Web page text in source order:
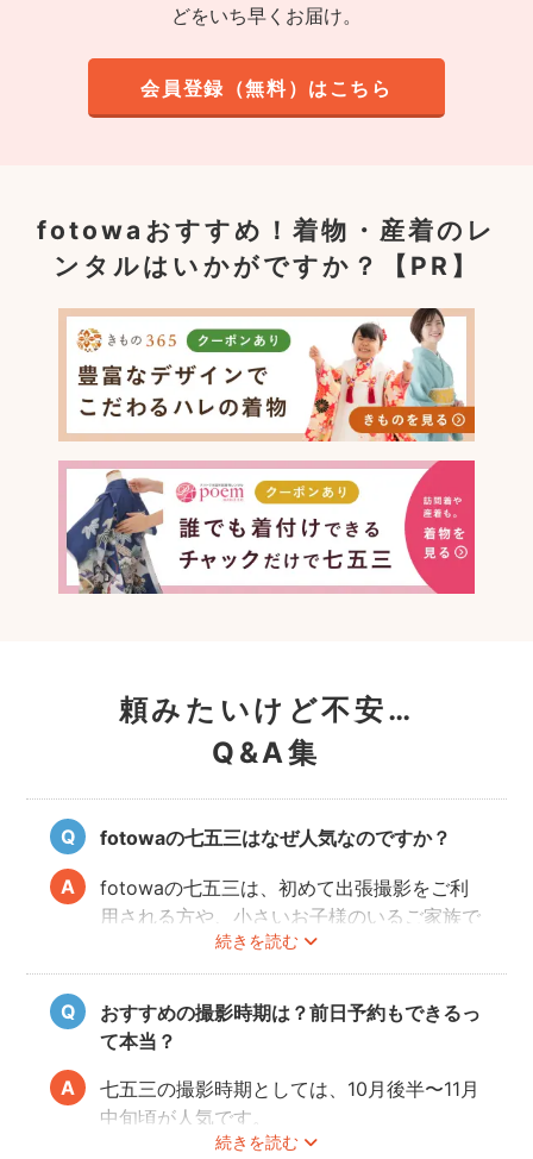
どをいち早くお届け。
会員登録（無料）はこちら
fotowaおすすめ！着物・産着のレ
ンタルはいかがですか？【PR】
頼みたいけど不安…
Q&A集
fotowaの七五三はなぜ人気なのですか？
続きを読む
fotowaの七五三は、初めて出張撮影をご利
用される方や、小さいお子様のいるご家族で
も「安心」して撮影を楽しんでいただけま
す。厳しい審査を通過した、子どもの扱いに
慣れているカメラマンが多数登録していま
す。
パパ・ママとお子様が一緒に撮影を楽しめる
ので、リラックスしたいつものお子様の表情
を写真に残せます。
こども・家族撮影に長けたプロカメラマンの
おすすめの撮影時期は？前日予約もできるっ
て本当？
続きを読む
七五三の撮影時期としては、10月後半〜11月
中旬頃が人気です。
今年は参拝先の混雑状況を考慮し、時期をず